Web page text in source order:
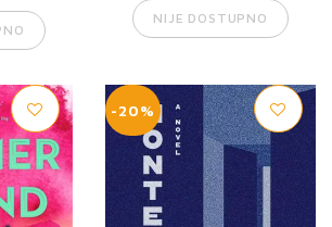
NIJE DOSTUPNO
-20%